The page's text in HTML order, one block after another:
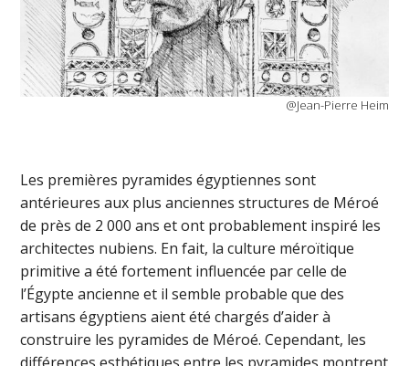
@Jean-Pierre Heim
Les premières pyramides égyptiennes sont
antérieures aux plus anciennes structures de Méroé
de près de 2 000 ans et ont probablement inspiré les
architectes nubiens. En fait, la culture méroïtique
primitive a été fortement influencée par celle de
l’Égypte ancienne et il semble probable que des
artisans égyptiens aient été chargés d’aider à
construire les pyramides de Méroé. Cependant, les